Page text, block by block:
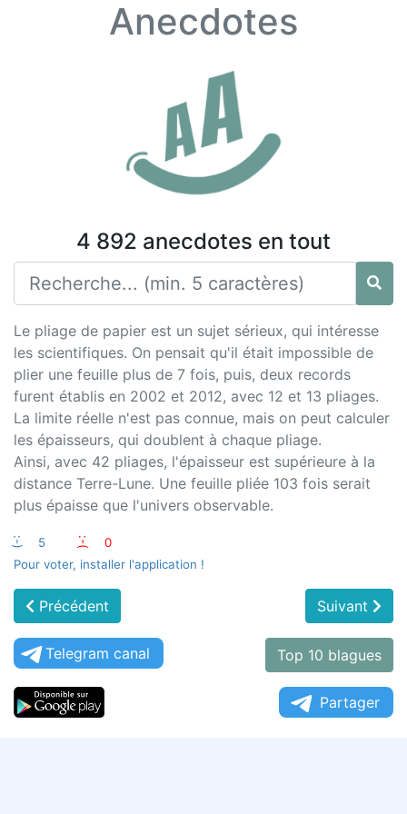
Anecdotes
4 892 anecdotes en tout
Le pliage de papier est un sujet sérieux, qui intéresse
les scientifiques. On pensait qu'il était impossible de
plier une feuille plus de 7 fois, puis, deux records
furent établis en 2002 et 2012, avec 12 et 13 pliages.
La limite réelle n'est pas connue, mais on peut calculer
les épaisseurs, qui doublent à chaque pliage.
Ainsi, avec 42 pliages, l'épaisseur est supérieure à la
distance Terre-Lune. Une feuille pliée 103 fois serait
plus épaisse que l'univers observable.
:-) 5 :-(
0
Pour voter, installer l'application !
Précédent Suivant
Telegram canal Top 10 blagues
Partager